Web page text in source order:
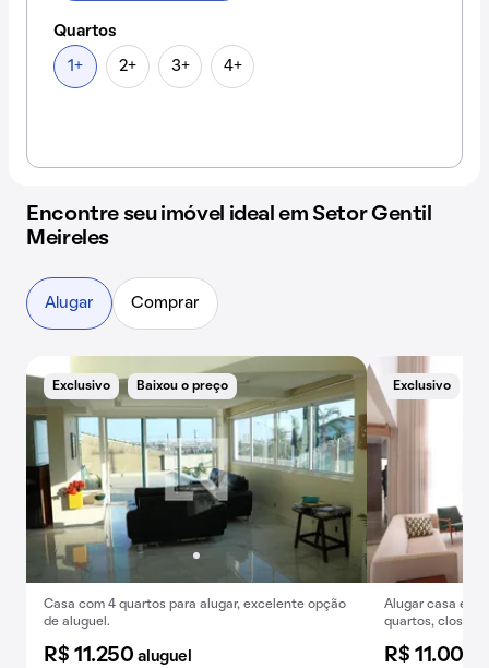
Quartos
1+ 2+ 3+ 4+
Encontre seu imóvel ideal em Setor Gentil
Meireles
Exclusivo Baixou o preço
Casa com 4 quartos para alugar, excelente opção
de aluguel.
R$ 11.250aluguel
Exclusivo
Alugar casa em
quartos, closet,
R$ 11.000
Alugar Comprar